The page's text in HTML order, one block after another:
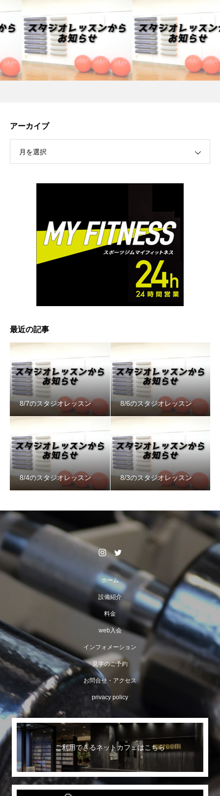
アーカイブ
月を選択
最近の記事
8/7のスタジオレッスン 8/6のスタジオレッスン
8/4のスタジオレッスン 8/3のスタジオレッスン
ホーム
設備紹介
料金
web入会
インフォメーション
見学のご予約
お問合せ・アクセス
privacy policy
ご利用できるネットカフェはこちら